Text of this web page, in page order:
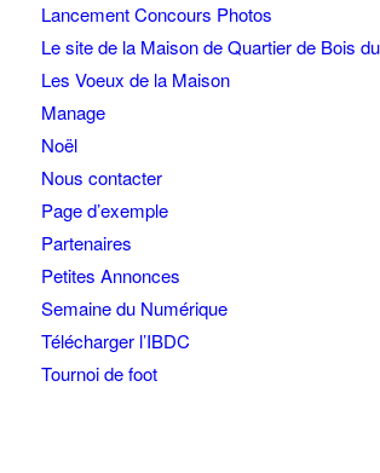
Lancement Concours Photos
Le site de la Maison de Quartier de Bois
Les Voeux de la Maison
Manage
Noël
Nous contacter
Page d’exemple
Partenaires
Petites Annonces
Semaine du Numérique
Télécharger l’IBDC
Tournoi de foot